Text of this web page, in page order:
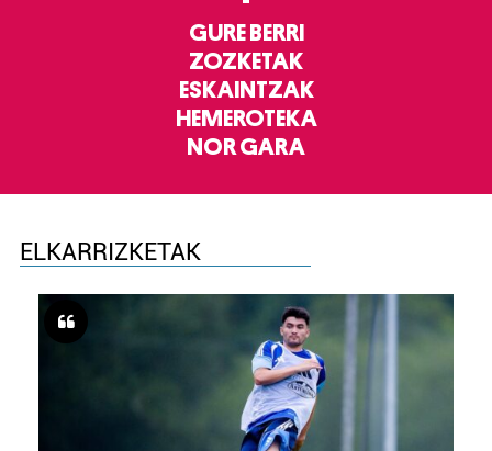
GURE BERRI
ZOZKETAK
ESKAINTZAK
HEMEROTEKA
NOR GARA
ELKARRIZKETAK